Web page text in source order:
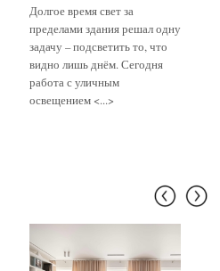
Долгое время свет за
пределами здания решал одну
задачу – подсветить то, что
видно лишь днём. Сегодня
работа с уличным
освещением <...>